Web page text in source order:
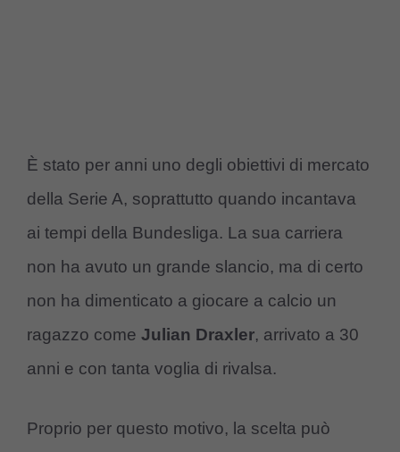
È stato per anni uno degli obiettivi di mercato
della Serie A, soprattutto quando incantava
ai tempi della Bundesliga. La sua carriera
non ha avuto un grande slancio, ma di certo
non ha dimenticato a giocare a calcio un
ragazzo come Julian Draxler, arrivato a 30
anni e con tanta voglia di rivalsa.
Proprio per questo motivo, la scelta può